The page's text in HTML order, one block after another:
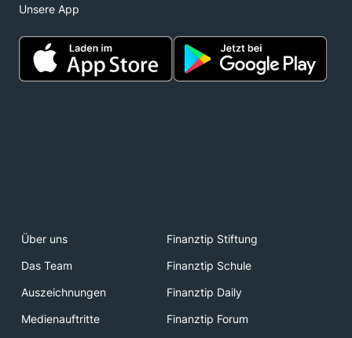
Unsere App
Über uns
Finanztip Stiftung
Das Team
Finanztip Schule
Auszeichnungen
Finanztip Daily
Medienauftritte
Finanztip Forum